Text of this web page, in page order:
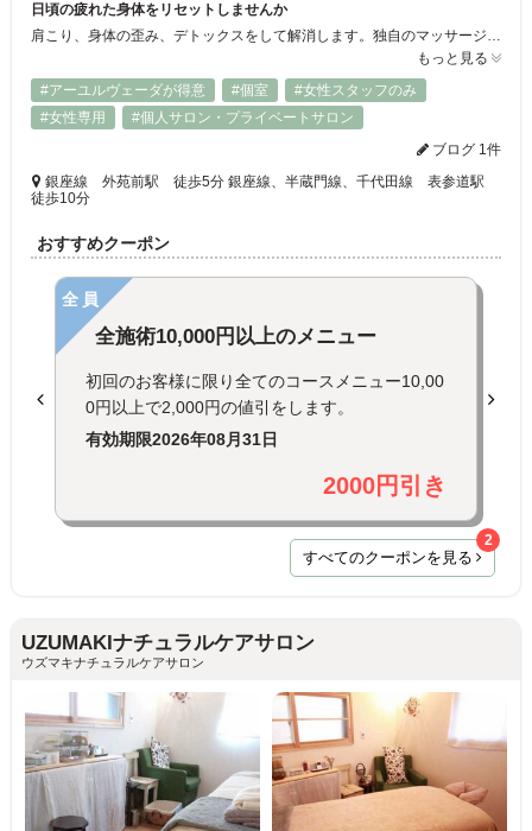
日頃の疲れた身体をリセットしませんか
肩こり、身体の歪み、デトックスをして解消します。独自のマッサージで、翌日から楽になります。 是非一度お試しください。またフェイシャルで小顔効果もだせますよ。
もっと見る
#アーユルヴェーダが得意
#個室
#女性スタッフのみ
#女性専用
#個人サロン・プライベートサロン
ブログ 1件
銀座線 外苑前駅 徒歩5分 銀座線、半蔵門線、千代田線 表参道駅
徒歩10分
おすすめクーポン
全員
全施術10,000円以上のメニュー
初回のお客様に限り全てのコースメニュー10,00
0円以上で2,000円の値引をします。
有効期限2026年08月31日
2000円引き
すべてのクーポンを見る
2
UZUMAKIナチュラルケアサロン
ウズマキナチュラルケアサロン